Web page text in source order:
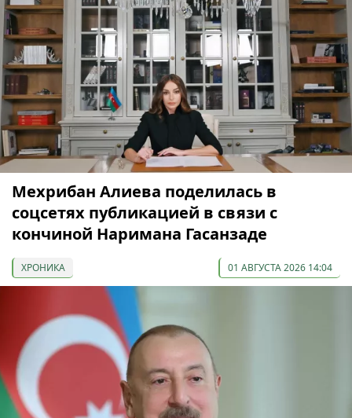
Мехрибан Алиева поделилась в
соцсетях публикацией в связи с
кончиной Наримана Гасанзаде
ХРОНИКА 01 АВГУСТА 2026 14:04